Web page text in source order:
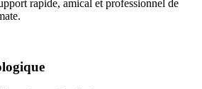
rapide, amical et professionnel de